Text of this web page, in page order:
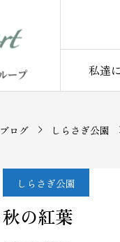
私達
ブログ しらさぎ公園
しらさぎ公園
秋の紅葉